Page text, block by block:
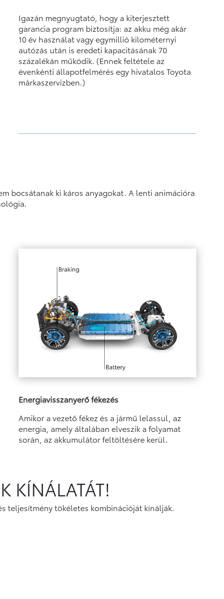
Igazán megnyugtató, hogy a kiterjesztett
garancia program biztosítja: az akku még akár
10 év használat vagy egymillió kilométernyi
autózás után is eredeti kapacitásának 70
százalékán működik. (Ennek feltétele az
évenkénti állapotfelmérés egy hivatalos Toyota
márkaszervizben.)
bocsátanak ki káros anyagokat. A lenti animációra
Energiavisszanyerő fékezés
Amikor a vezető fékez és a jármű lelassul, az
energia, amely általában elveszik a folyamat
során, az akkumulátor feltöltésére kerül.
KÍNÁLATÁT!
teljesítmény tökéletes kombinációját kínálják.